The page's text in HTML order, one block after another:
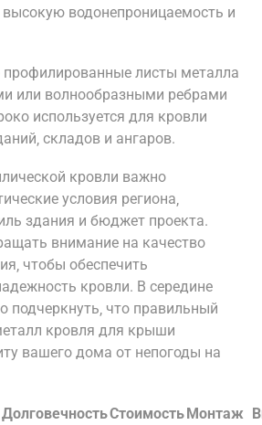
высокую водонепроницаемость и
листы металла
или волнообразными ребрами
используется для кровли
складов и ангаров.
кровли важно
условия региона‚
здания и бюджет проекта.
внимание на качество
чтобы обеспечить
кровли. В середине
подчеркнуть‚ что правильный
кровля для крыши
вашего дома от непогоды на
ДолговечностьСтоимостьМонтаж